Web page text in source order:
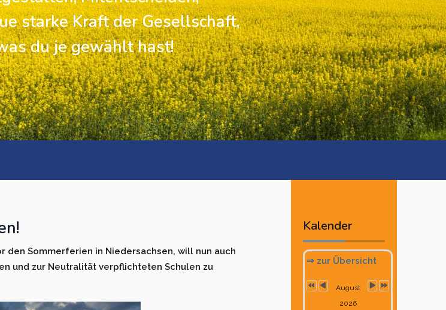
starke Kraft der Gesellschaft,
du je gewählt hast!
Kalender
⇒ zur Übersicht
August
2026
den Som­merferien in Niedersachsen, will nun auch
und zur Neutralität verpflichteten Schu­len zu